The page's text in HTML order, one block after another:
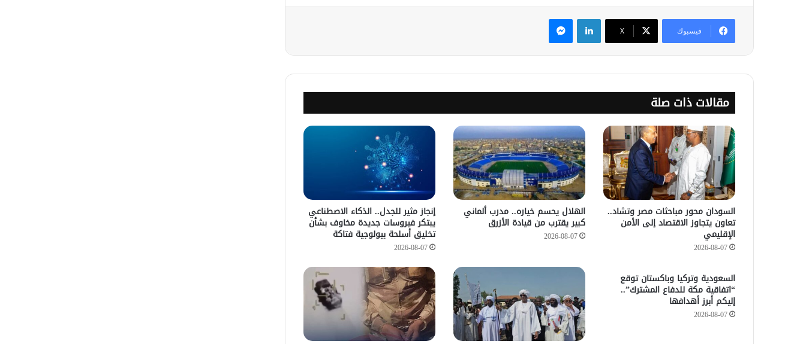
فيسبوك ‫X
لينكدإن ماسنجر
مقالات ذات صلة
السودان محور مباحثات مصر وتشاد..
تعاون يتجاوز الاقتصاد إلى الأمن
الإقليمي
2026-08-07
الهلال يحسم خياره.. مدرب ألماني
كبير يقترب من قيادة الأزرق
2026-08-07
إنجاز مثير للجدل.. الذكاء الاصطناعي
يبتكر فيروسات جديدة مخاوف بشأن
تخليق أسلحة بيولوجية فتاكة
2026-08-07
السعودية وتركيا وباكستان توقع
“اتفاقية مكة للدفاع المشترك”..
إليكم أبرز أهدافها
2026-08-07